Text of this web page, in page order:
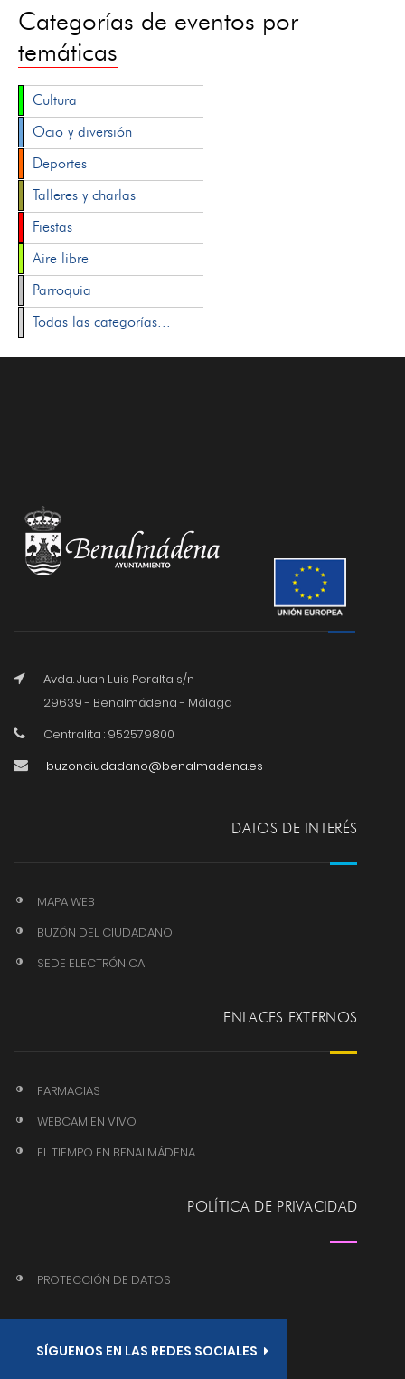
Categorías de eventos por
temáticas
Cultura
Ocio y diversión
Deportes
Talleres y charlas
Fiestas
Aire libre
Parroquia
Todas las categorías...
Avda. Juan Luis Peralta s/n
29639 - Benalmádena - Málaga
Centralita : 952579800
buzonciudadano@benalmadena.es
DATOS DE INTERÉS
MAPA WEB
BUZÓN DEL CIUDADANO
SEDE ELECTRÓNICA
ENLACES EXTERNOS
FARMACIAS
WEBCAM EN VIVO
EL TIEMPO EN BENALMÁDENA
POLÍTICA DE PRIVACIDAD
PROTECCIÓN DE DATOS
SÍGUENOS EN LAS REDES SOCIALES